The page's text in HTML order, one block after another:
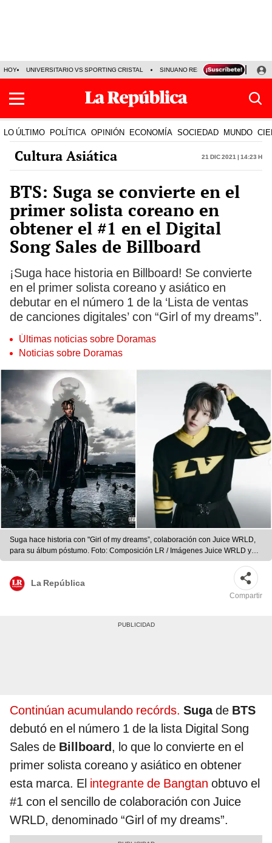
HOY UNIVERSITARIO VS SPORTING CRISTAL SINUANO RESULTADOS HOY
LO ÚLTIMO POLÍTICA OPINIÓN ECONOMÍA SOCIEDAD MUNDO
Cultura Asiática 21 Dic 2021 | 14:23 h
BTS: Suga se convierte en el
primer solista coreano en
obtener el #1 en el Digital
Song Sales de Billboard
¡Suga hace historia en Billboard! Se convierte
en el primer solista coreano y asiático en
debutar en el número 1 de la ‘Lista de ventas
de canciones digitales’ con “Girl of my dreams”.
Últimas noticias sobre Doramas
Noticias sobre Doramas
Suga hace historia con "Girl of my dreams”, colaboración con Juice WRLD,
para su álbum póstumo. Foto: Composición LR / Imágenes Juice WRLD y
GQ IG
La República
Compartir
Continúan acumulando recórds. Sugade BTS
debutó en el número 1 de la lista Digital Song
Sales de Billboard, lo que lo convierte en el
primer solista coreano y asiático en obtener
esta marca. El integrante de Bangtan obtuvo el
#1 con el sencillo de colaboración con Juice
WRLD, denominado “Girl of my dreams”.